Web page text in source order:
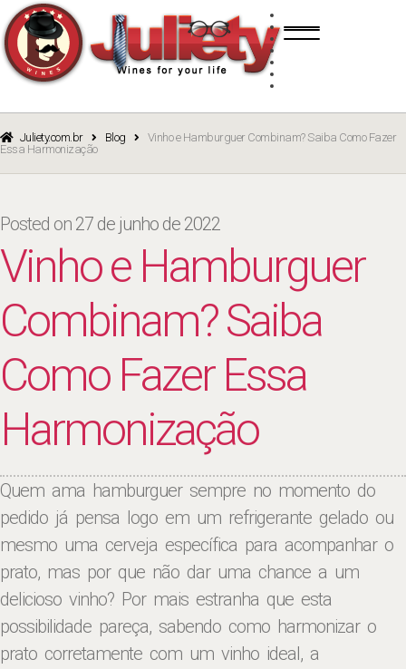
navigation
content
BRANCO
ROSÉ
Juliety.com.br Blog
Vinho e Hamburguer Combinam? Saiba Como Fazer
Essa Harmonização
Posted on 27 de junho de 2022
Vinho e Hamburguer
Combinam? Saiba
Como Fazer Essa
Harmonização
Quem ama hamburguer sempre no momento do
pedido já pensa logo em um refrigerante gelado ou
mesmo uma cerveja específica para acompanhar o
prato, mas por que não dar uma chance a um
delicioso vinho? Por mais estranha que esta
possibilidade pareça, sabendo como harmonizar o
prato corretamente com um vinho ideal, a